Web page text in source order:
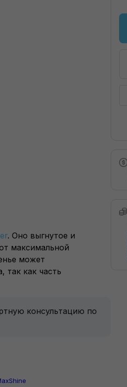
. Оно выгнутое и
максимальной
может
так как часть
консультацию по